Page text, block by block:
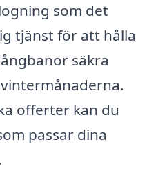
som det
tjänst för att hålla
säkra
offerter kan du
passar dina